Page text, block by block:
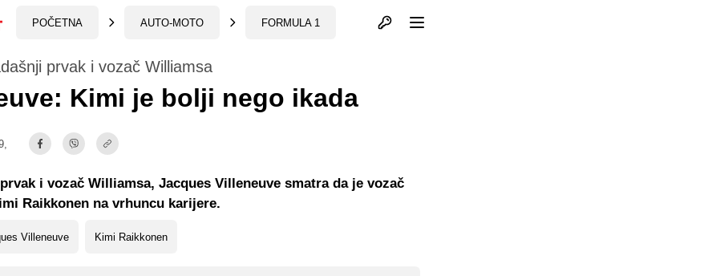
POČETNA AUTO-MOTO FORMULA 1 Otvori profil
prvak i vozač Williamsa
Kimi je bolji nego ikada
Villeneuve Kimi Raikkonen
i vozač Williamsa, Jacques Villeneuve smatra da je vozač
Raikkonen na vrhuncu karijere.